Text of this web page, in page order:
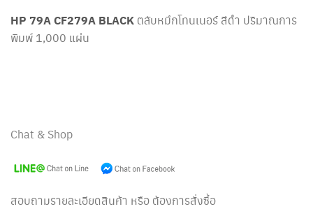
HP 79A CF279A BLACK ตลับหมึกโทนเนอร์ สีดำ ปริมาณการ
พิมพ์ 1,000 แผ่น
Chat & Shop
สอบถามรายละเอียดสินค้า หรือ ต้องการสั่งซื้อ